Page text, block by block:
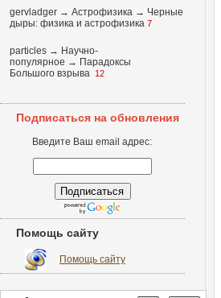
gervladger → Астрофизика → Черные
дыры: физика и астрофизика 7
particles → Научно-
популярное → Парадоксы
Большого взрыва 12
Подписаться на обновления
Введите Ваш email адрес:
Помощь сайту
Помощь сайту